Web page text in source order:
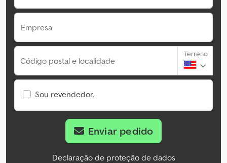
Empresa
Código postal e localidade
Terreno
Sou revendedor.
Enviar pedido
Declaração de proteção de dados